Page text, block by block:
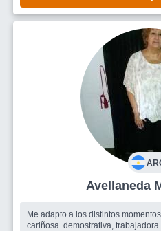
Me adapto a los distintos
cariñosa. demostrativa,